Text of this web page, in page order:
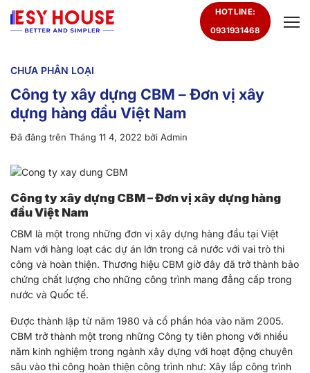
đến
HOTLINE:
0931931468
CHƯA PHÂN LOẠI
Công ty xây dựng CBM – Đơn vị xây
dựng hàng đầu Việt Nam
Đã đăng trên Tháng 11 4, 2022 bởi Admin
Công ty xây dựng CBM – Đơn vị xây dựng hàng
đầu Việt Nam
CBM là một trong những đơn vị xây dựng hàng đầu tại Việt
Nam với hàng loạt các dự án lớn trong cả nước với vai trò thi
công và hoàn thiện. Thương hiệu CBM giờ đây đã trở thành bảo
chứng chất lượng cho những công trình mang đẳng cấp trong
nước và Quốc tế.
Được thành lập từ năm 1980 và cổ phần hóa vào năm 2005.
CBM trở thành một trong những Công ty tiên phong với nhiều
năm kinh nghiệm trong ngành xây dựng với hoạt động chuyên
sâu vào thi công hoàn thiện công trình như: Xây lắp công trình